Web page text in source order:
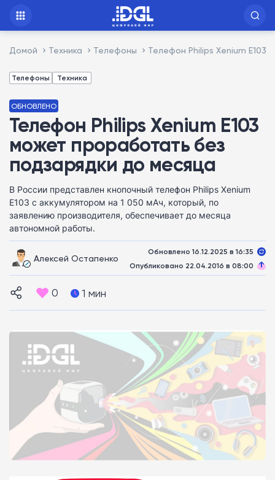
Домой Техника Телефоны Телефон Philips Xenium E103
Телефоны Техника
ОБНОВЛЕНО
Телефон Philips Xenium E103
может проработать без
подзарядки до месяца
В России представлен кнопочный телефон Philips Xenium
E103 с аккумулятором на 1 050 мАч, который, по
заявлению производителя, обеспечивает до месяца
автономной работы.
Алексей Остапенко
Обновлено 16.12.2025 в 16:35
Опубликовано 22.04.2016 в 08:00
0 1 мин